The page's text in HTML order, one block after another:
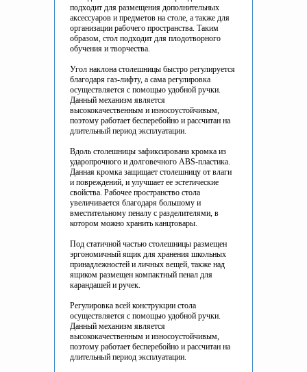
подходит для размещения дополнительных
аксессуаров и предметов на столе, а также для
организации рабочего пространства. Таким
образом, стол подходит для плодотворного
обучения и творчества.
Угол наклона столешницы быстро регулируется
благодаря газ-лифту, а сама регулировка
осуществляется с помощью удобной ручки.
Данный механизм является
высококачественным и износоустойчивым,
поэтому работает бесперебойно и рассчитан на
длительный период эксплуатации.
Вдоль столешницы зафиксирована кромка из
ударопрочного и долговечного ABS-пластика.
Данная кромка защищает столешницу от влаги
и повреждений, и улучшает ее эстетические
свойства. Рабочее пространство стола
увеличивается благодаря большому и
вместительному пеналу с разделителями, в
котором можно хранить канцтовары.
Под статичной частью столешницы размещен
эргономичный ящик для хранения школьных
принадлежностей и личных вещей, также над
ящиком размещен компактный пенал для
карандашей и ручек.
Регулировка всей конструкции стола
осуществляется с помощью удобной ручки.
Данный механизм является
высококачественным и износоустойчивым,
поэтому работает бесперебойно и рассчитан на
длительный период эксплуатации.